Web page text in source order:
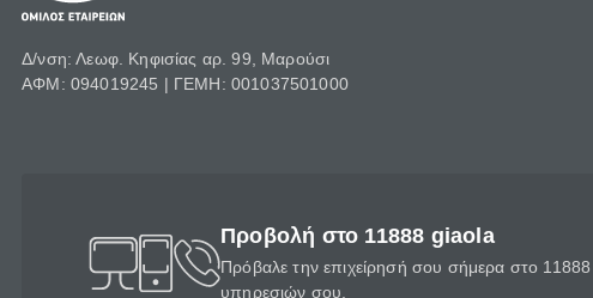
Δ/νση: Λεωφ. Κηφισίας αρ. 99, Μαρούσι
ΑΦΜ: 094019245 | ΓΕΜΗ: 001037501000
Προβολή στο 11888 giaola
Πρόβαλε την επιχείρησή σου σήμερα στο
υπηρεσιών σου.